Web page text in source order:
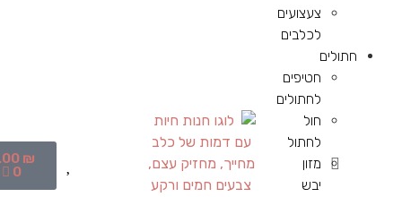
צעצועים
לכלבים
חתולים
חטיפים
לחתולים
חול
לחתול
מזון
יבש
₪
0